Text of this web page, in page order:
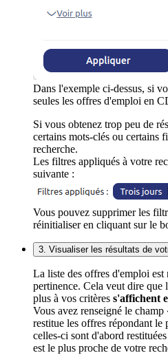
Dans l'exemple ci-dessus, si
seules les offres d'emploi en
Si vous obtenez trop peu de
certains mots-clés ou certains
recherche.
Les filtres appliqués à votre
suivante :
Vous pouvez supprimer les
réinitialiser en cliquant sur le
3. Visualiser les résultats de
La liste des offres d'emploi est
pertinence. Cela veut dire que
plus à vos critères s'affichent
Vous avez renseigné le
restitue les offres répondant le
celles-ci sont d'abord
est le plus proche de votre